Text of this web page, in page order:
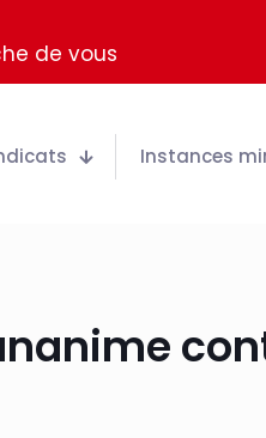
de vous
Instances